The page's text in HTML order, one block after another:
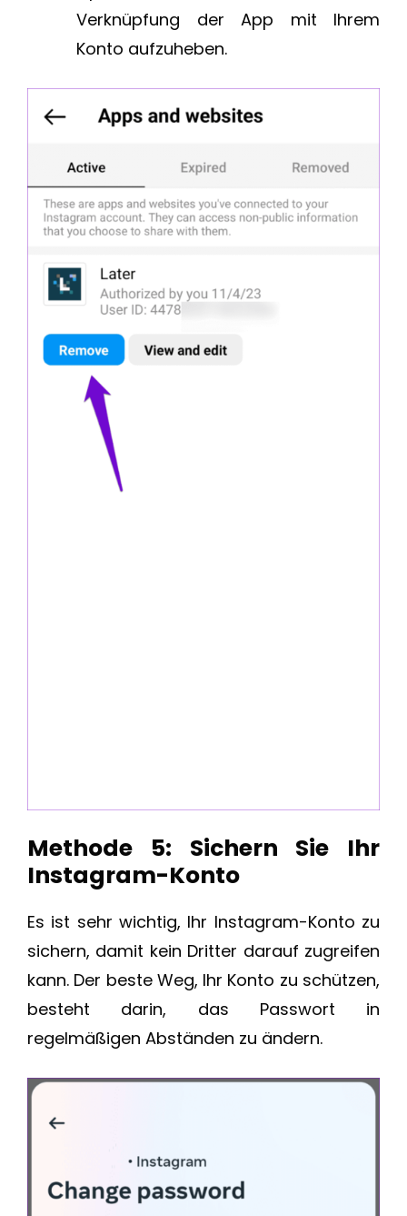
Verknüpfung der App mit Ihrem
Konto aufzuheben.
Methode 5: Sichern Sie Ihr
Instagram-Konto
Es ist sehr wichtig, Ihr Instagram-Konto zu
sichern, damit kein Dritter darauf zugreifen
kann. Der beste Weg, Ihr Konto zu schützen,
besteht darin, das Passwort in
regelmäßigen Abständen zu ändern.